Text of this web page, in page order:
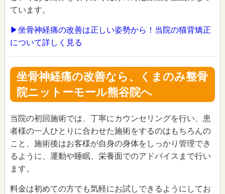
ています。
▶坐骨神経痛の改善は正しい姿勢から！当院の猫背矯正
について詳しく見る
坐骨神経痛の改善なら、くまのみ整骨
院ニットーモール熊谷院へ
当院の初回施術では、丁寧にカウンセリングを行い、患
者様の一人ひとりに合わせた施術をするのはもちろんの
こと、施術後はお客様が自身の身体をしっかり管理でき
るように、運動や睡眠、栄養面でのアドバイスまで行い
ます。
料金は初めての方でも気軽にお試しできるようにしてお